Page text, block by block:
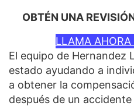
OBTÉN UNA
LLAMA
El equipo de Hernandez
estado ayudando a
a obtener la
después de un